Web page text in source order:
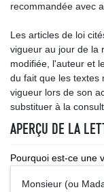
recommandée avec
Les articles de loi
vigueur au jour de la
modifiée, l'auteur et
du fait que les textes
vigueur lors de son
substituer à la
APERÇU DE LA
Pourquoi est-ce une
Monsieur (ou